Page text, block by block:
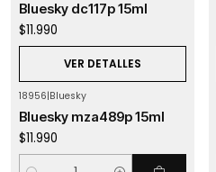
Bluesky dc117p 15ml
$11.990
VER DETALLES
18956|Bluesky
Bluesky mza489p 15ml
$11.990